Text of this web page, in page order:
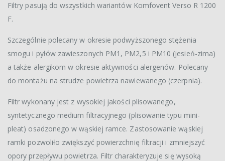
Filtry pasują do wszystkich wariantów Komfovent Verso R 1200
F.
Szczególnie polecany w okresie podwyższonego stężenia
smogu i pyłów zawieszonych PM1, PM2,5 i PM10 (jesień-zima)
a także alergikom w okresie aktywności alergenów. Polecany
do montażu na strudze powietrza nawiewanego (czerpnia).
Filtr wykonany jest z wysokiej jakości plisowanego,
syntetycznego medium filtracyjnego (plisowanie typu mini-
pleat) osadzonego w wąskiej ramce. Zastosowanie wąskiej
ramki pozwoliło zwiększyć powierzchnię filtracji i zmniejszyć
opory przepływu powietrza. Filtr charakteryzuje się wysoką